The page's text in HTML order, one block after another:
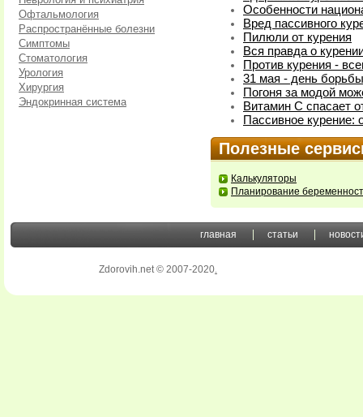
Офтальмология
Распространённые болезни
Симптомы
Стоматология
Урология
Хирургия
Эндокринная система
Особенности
Вред пассивного
Пилюли от курения
Вся правда о
Против курения -
31 мая - день
Погоня за модой
Витамин С спасает
Пассивное курение:
Полезные
Калькуляторы
Планирование
главная статьи
Zdorovih.net © 2007-2020